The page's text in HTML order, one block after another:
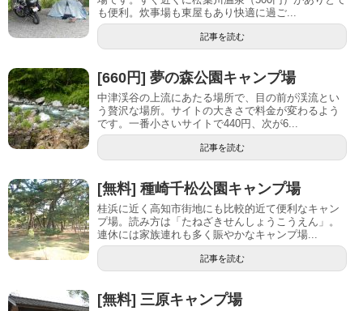
も便利。炊事場も東屋もあり快適に過ご...
記事を読む
[660円] 夢の森公園キャンプ場
中津渓谷の上流にあたる場所で、目の前が渓流とい
う贅沢な場所。サイトの大きさで料金が変わるよう
です。一番小さいサイトで440円、次が6...
記事を読む
[無料] 種崎千松公園キャンプ場
桂浜に近く高知市街地にも比較的近て便利なキャン
プ場。読み方は「たねざきせんしょうこうえん」。
連休には家族連れも多く賑やかなキャンプ場...
記事を読む
[無料] 三原キャンプ場